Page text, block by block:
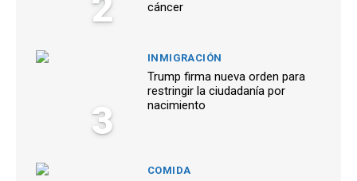
cáncer
3
INMIGRACIÓN
Trump firma nueva orden para
restringir la ciudadanía por
nacimiento
COMIDA